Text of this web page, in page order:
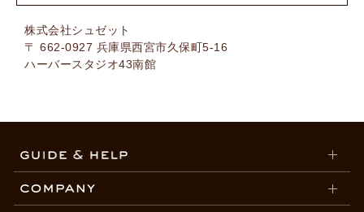
株式会社シュゼット
〒 662-0927 兵庫県西宮市久保町5-16
ハーバースタジオ43南館